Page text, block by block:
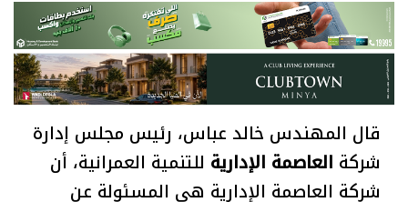
قال المهندس خالد عباس، رئيس مجلس إدارة
شركة العاصمة الإدارية للتنمية العمرانية، أن
شركة العاصمة الإدارية هي المسئولة عن